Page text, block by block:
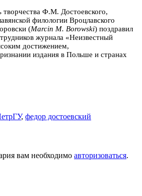
творчества Ф.М. Достоевского,
филологии Вроцлавского
(Marcin M. Borowski) поздравил
журнала «Неизвестный
достижением,
издания в Польше и странах
, федор достоевский
вам необходимо авторизоваться.